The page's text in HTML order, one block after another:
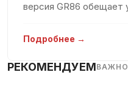
версия GR86 обещает
любителей спортивных
Подробнее →
РЕКОМЕНДУЕМ